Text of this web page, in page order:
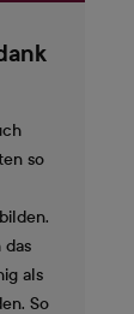
so
als
So